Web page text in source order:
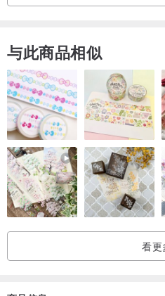
与此商品相似
看更